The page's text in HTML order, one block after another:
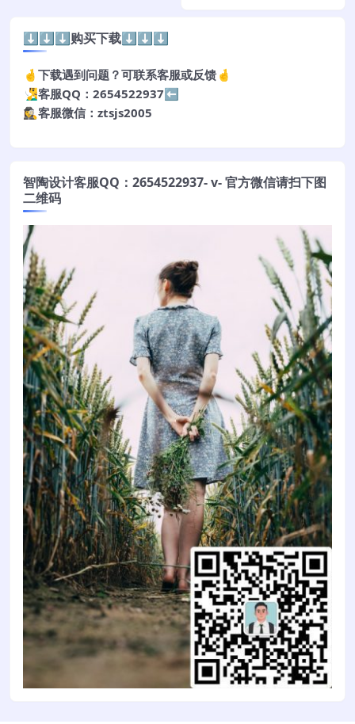
⬇️⬇️⬇️购买下载⬇️⬇️⬇️
🤞下载遇到问题？可联系客服或反馈🤞
🧏‍♂️客服QQ：2654522937⬅️
🕵️‍♀️客服微信：ztsjs2005
智陶设计客服QQ：2654522937- v- 官方微信请扫下图
二维码